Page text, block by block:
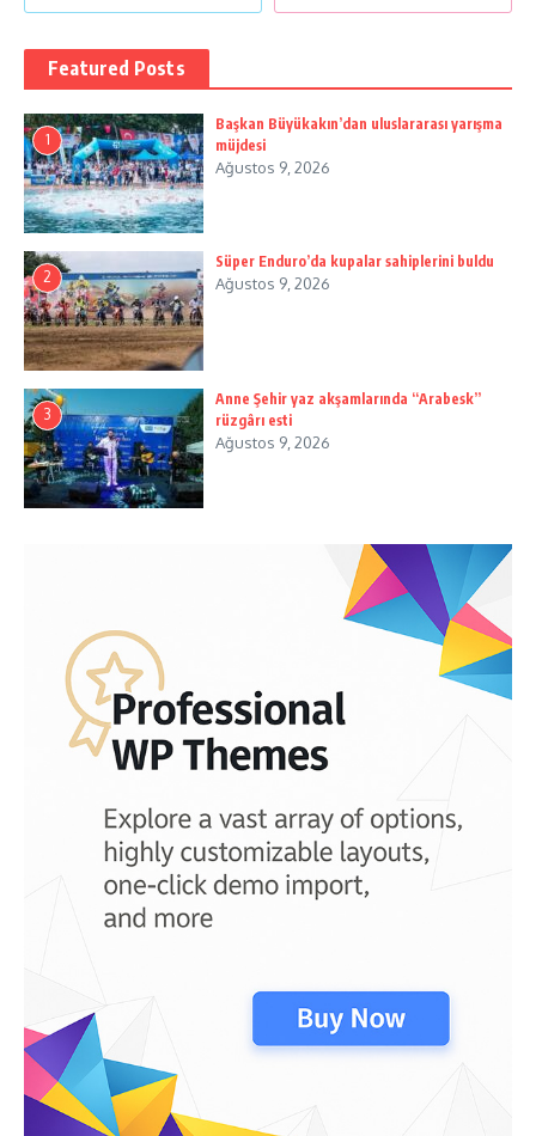
Featured Posts
1
Başkan Büyükakın’dan uluslararası yarışma
müjdesi
Ağustos 9, 2026
2
Süper Enduro’da kupalar sahiplerini buldu
Ağustos 9, 2026
3
Anne Şehir yaz akşamlarında “Arabesk”
rüzgârı esti
Ağustos 9, 2026